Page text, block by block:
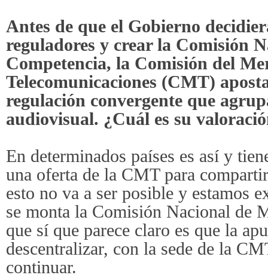
Antes de que el Gobierno
reguladores y crear la Comisión
Competencia, la Comisión del
Telecomunicaciones (CMT)
regulación convergente que
audiovisual. ¿Cuál es su
En determinados países es así y
una oferta de la CMT para
esto no va a ser posible y estamos
se monta la Comisión Nacional de
que sí que parece claro es que la
descentralizar, con la sede de la
continuar.